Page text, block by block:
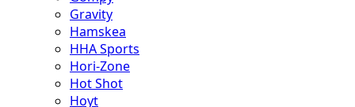
Gravity
Hamskea
HHA Sports
Hori-Zone
Hot Shot
Hoyt